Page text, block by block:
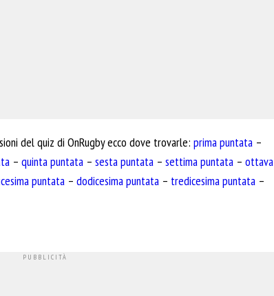
del quiz di OnRugby ecco dove trovarle: prima puntata –
– quinta puntata – sesta puntata – settima puntata – ottava
puntata – dodicesima puntata – tredicesima puntata –